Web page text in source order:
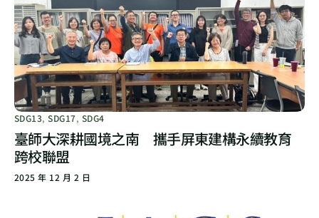
SDG13,SDG17, SDG4
臺師大深耕國境之南 攜手屏東建構永續教育
跨校聯盟
2025 年 12 月 2 日